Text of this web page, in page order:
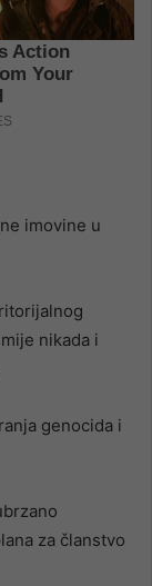
imovine u
nikada i
genocida i
za članstvo